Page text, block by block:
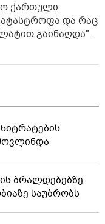
ქართული
და რაც
გაინაღდა" -
ბრალდებებზე
საუბრობს